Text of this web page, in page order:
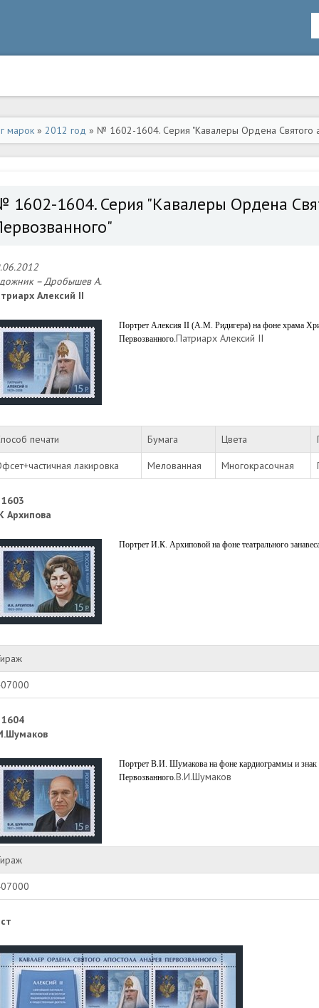
марок » 2012 год » № 1602-1604. Серия "Кавалеры Ордена Святого
1602-1604. Серия "Кавалеры Ордена
– Дробышев А.
Алексий II
Портрет Алексия II (А.М. Ридигера) на фоне храма
Первозванного.Патриарх Алексий II
печати Бумага Цвета
лакировка Мелованная Многокрасочная
Архипова
Портрет И.К. Архиповой на фоне театрального
Портрет В.И. Шумакова на фоне кардиограммы и знак
Первозванного.В.И.Шумаков